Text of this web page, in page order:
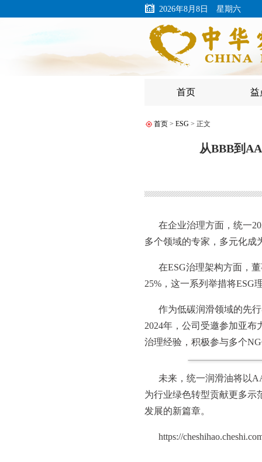
2026年8月8日 星期六
首页 益
首页> ESG> 正文
从BBB到
在企业治理方面，统一
多个领域的专家，多元化成
在ESG治理架构方面，
25%，这一系列举措将ESG
作为低碳润滑领域的先
2024年，公司受邀参加亚布
治理经验，积极参与多个
未来，统一润滑油将以
为行业绿色转型贡献更多示
发展的新篇章。
https://